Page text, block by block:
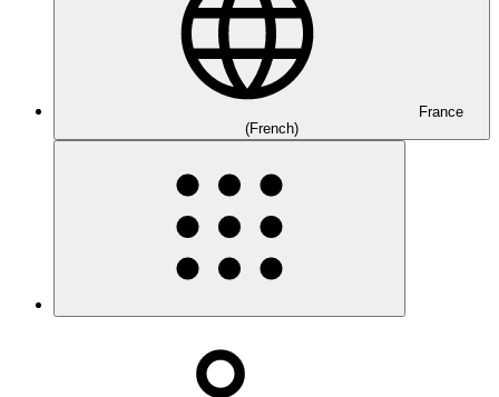
France
(French)